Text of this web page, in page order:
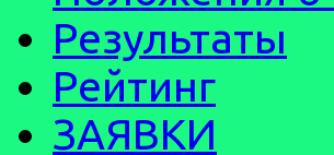
Результаты
Рейтинг
ЗАЯВКИ